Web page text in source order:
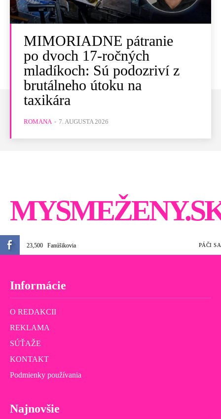
MIMORIADNE pátranie
po dvoch 17-ročných
mladíkoch: Sú podozriví z
brutálneho útoku na
taxikára
ROMANA - 7. AUGUSTA 2026
23,500 Fanúšikovia PÁČI SA
Informácie
O REDAKCII
REKLAMA
SÚŤAŽE
KONTAKT
Podmienky používania
Najnovšie